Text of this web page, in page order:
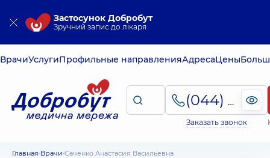
Застосунок Добробут
Зручний запис до лікаря
ВрачиУслугиПрофильные направленияАдресаЦены
(044) 495-2-888
Заказать звонок
Главная Врачи Саченко Анастасия Васильевна